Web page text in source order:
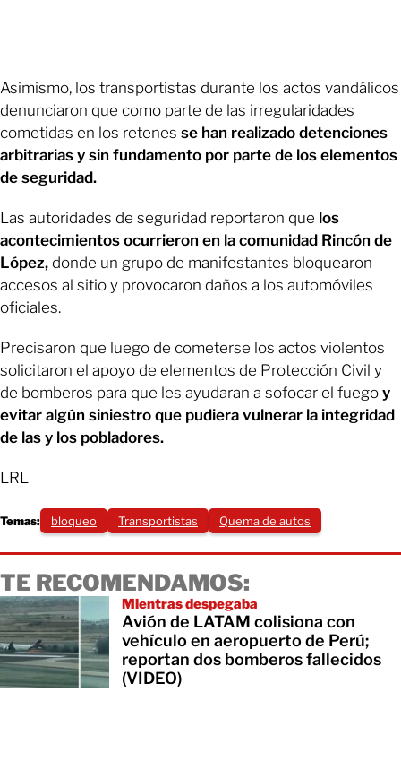
Asimismo, los transportistas durante los actos vandálicos
denunciaron que como parte de las irregularidades
cometidas en los retenes se han realizado detenciones
arbitrarias y sin fundamento por parte de los elementos
de seguridad.
Las autoridades de seguridad reportaron que los
acontecimientos ocurrieron en la comunidad Rincón de
López, donde un grupo de manifestantes bloquearon
accesos al sitio y provocaron daños a los automóviles
oficiales.
Precisaron que luego de cometerse los actos violentos
solicitaron el apoyo de elementos de Protección Civil y
de bomberos para que les ayudaran a sofocar el fuego y
evitar algún siniestro que pudiera vulnerar la integridad
de las y los pobladores.
LRL
Temas: bloqueo Transportistas Quema de autos
TE RECOMENDAMOS:
Mientras despegaba
Avión de LATAM colisiona con
vehículo en aeropuerto de Perú;
reportan dos bomberos fallecidos
(VIDEO)